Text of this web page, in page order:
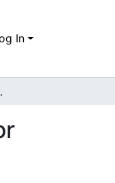
In
por identificar